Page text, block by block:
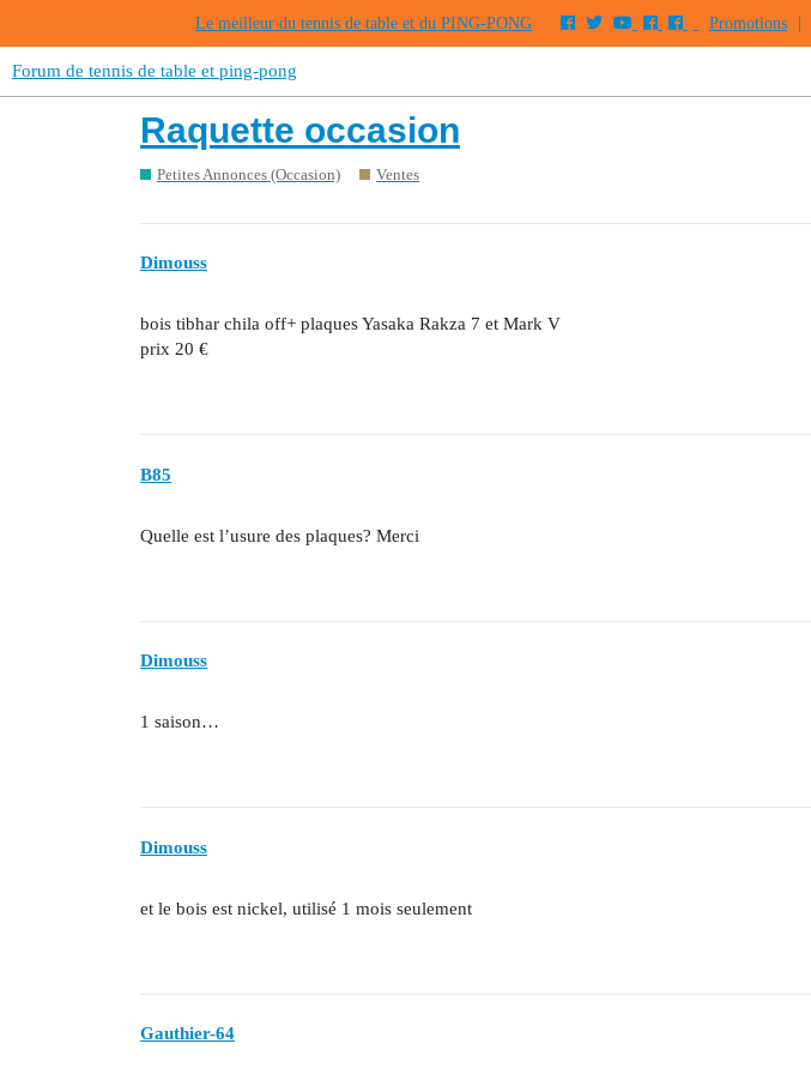
Le meilleur du tennis de table et du PING-PONG Promotions
Forum de tennis de table et ping-pong
Raquette occasion
Petites Annonces (Occasion) Ventes
Dimouss
bois tibhar chila off+ plaques Yasaka Rakza 7 et Mark V
prix 20 €
B85
Quelle est l’usure des plaques? Merci
Dimouss
1 saison…
Dimouss
et le bois est nickel, utilisé 1 mois seulement
Gauthier-64